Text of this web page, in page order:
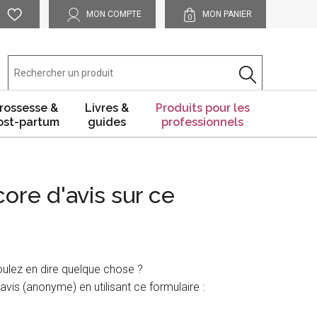
MON COMPTE 0 MON PANIER
&
partum
Livres &
guides
Produits pour les
professionnels
d'avis sur ce
en dire quelque chose ?
(anonyme) en utilisant ce formulaire :